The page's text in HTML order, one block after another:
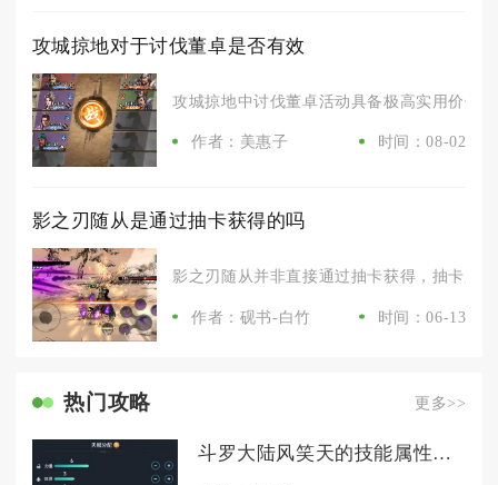
攻城掠地对于讨伐董卓是否有效
攻城掠地中讨伐董卓活动具备极高实用价值
作者：美惠子 时间：08-02
影之刃随从是通过抽卡获得的吗
影之刃随从并非直接通过抽卡获得，抽卡只
作者：砚书-白竹 时间：06-13
热门攻略 更多>>
斗罗大陆风笑天的技能属性在魂师对决中有何作用